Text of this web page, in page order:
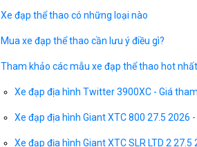
Xe đạp thể thao có những loại nào
Mua xe đạp thể thao cần lưu ý điều gì?
Tham khảo các mẫu xe đạp thể thao hot
Xe đạp địa hình Twitter 3900XC - Giá
Xe đạp địa hình Giant XTC 800 27.5 2026
Xe đạp địa hình Giant XTC SLR LTD 2